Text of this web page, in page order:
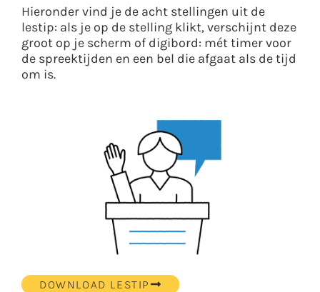
Hieronder vind je de acht stellingen uit de
lestip: als je op de stelling klikt, verschijnt deze
groot op je scherm of digibord: mét timer voor
de spreektijden en een bel die afgaat als de tijd
om is.
DOWNLOAD LESTIP